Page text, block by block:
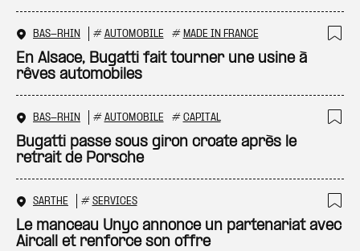
BAS-RHIN # AUTOMOBILE # MADE IN FRANCE
En Alsace, Bugatti fait tourner une usine à
rêves automobiles
BAS-RHIN # AUTOMOBILE # CAPITAL
Bugatti passe sous giron croate après le
retrait de Porsche
SARTHE # SERVICES
Le manceau Unyc annonce un partenariat avec
Aircall et renforce son offre